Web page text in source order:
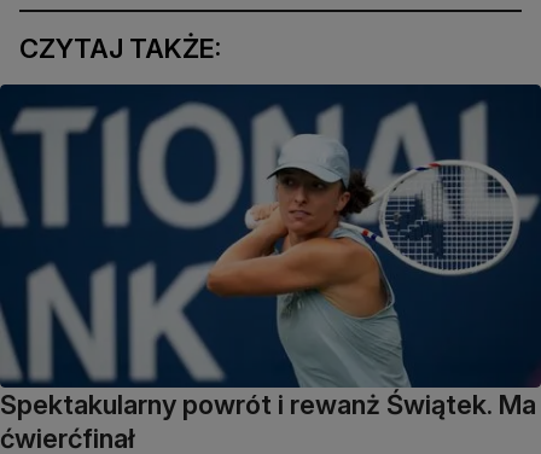
CZYTAJ TAKŻE:
Spektakularny powrót i rewanż Świątek. Ma
ćwierćfinał